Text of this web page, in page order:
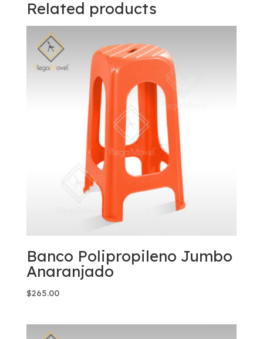
Related products
Banco Polipropileno Jumbo
Anaranjado
$265.00